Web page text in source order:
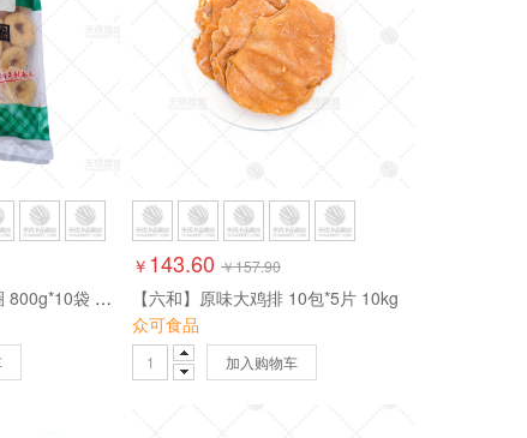
【久乐滋】鸡肉洋葱圈 800g*10袋 8kg
￥ 143.60 ￥157.90
【六和】原味大鸡排 10包*5片 10kg
众可食品
加入购物车